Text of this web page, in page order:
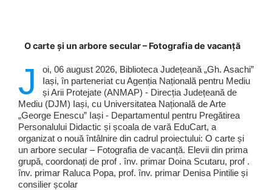
O carte și un arbore secular – Fotografia de vacanță
J
oi, 06 august 2026, Biblioteca Județeană „Gh. Asachi”
Iași, în parteneriat cu Agenția Națională pentru Mediu
și Arii Protejate (ANMAP) - Direcția Județeană de
Mediu (DJM) Iași, cu Universitatea Națională de Arte
„George Enescu” Iași - Departamentul pentru Pregătirea
Personalului Didactic și școala de vară EduCart, a
organizat o nouă întâlnire din cadrul proiectului: O carte și
un arbore secular – Fotografia de vacanță. Elevii din prima
grupă, coordonați de prof . înv. primar Doina Scutaru, prof .
înv. primar Raluca Popa, prof. înv. primar Denisa Pintilie și
consilier școlar